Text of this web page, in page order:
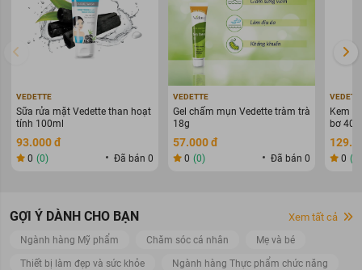
VEDETTE
Sữa rửa mặt Vedette than hoạt
tính 100ml
93.000 đ
0 (0) Đã bán 0
VEDETTE
Gel chấm mụn Vedette tràm trà
18g
57.000 đ
0 (0) Đã bán 0
Kem
bơ
0 (0)
GỢI Ý DÀNH CHO BẠN
Ngành hàng Mỹ phẩm Chăm sóc cá nhân Mẹ và bé
Thiết bị làm đẹp và sức khỏe Ngành hàng Thực phẩm chức năng
Xem tất cả